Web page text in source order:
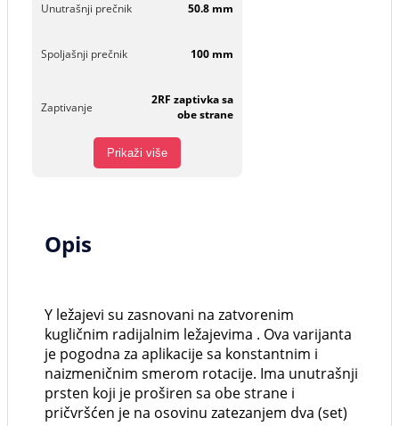
Unutrašnji prečnik 50.8 mm
Spoljašnji prečnik 100 mm
Zaptivanje
2RF zaptivka sa
obe strane
Prikaži više
Opis
Y ležajevi su zasnovani na zatvorenim
kugličnim radijalnim ležajevima . Ova varijanta
je pogodna za aplikacije sa konstantnim i
naizmeničnim smerom rotacije. Ima unutrašnji
prsten koji je proširen sa obe strane i
pričvršćen je na osovinu zatezanjem dva (set)